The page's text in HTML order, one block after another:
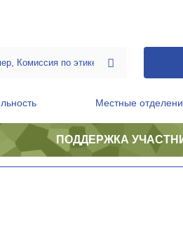
Местные
ПОДДЕРЖКА